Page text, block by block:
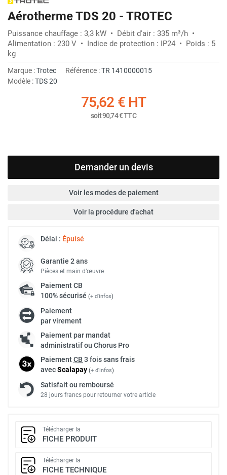
Aérotherme TDS 20 - TROTEC
Puissance chauffage : 3,3 kW • Débit d'air : 335 m³/h •
Alimentation : 230 V • Indice de protection : IP24 • Poids : 5
kg
Marque :Trotec Référence :TR 1410000015
Modèle :TDS 20
75,62 €HT
soit90,74 €TTC
Demander un devis
Voir les modes de paiement
Voir la procédure d'achat
Délai : Épuisé
Garantie 2 ans
Pièces et main d’œuvre
PaiementCB
100% sécurisé (+ d'infos)
Paiement
par virement
Paiement par mandat
administratif ou Chorus Pro
PaiementCB 3 fois sans frais
avecScalapay (+ d'infos)
Satisfait ou remboursé
28 jours francs pour retourner votre article
Télécharger la
FICHE PRODUIT
Télécharger la
FICHE TECHNIQUE